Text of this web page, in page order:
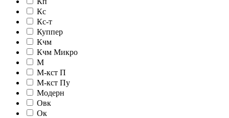
Кс
Кс-т
Куппер
Кчм
Кчм Микро
М
М-кст П
М-кст Пу
Модерн
Овк
Ок